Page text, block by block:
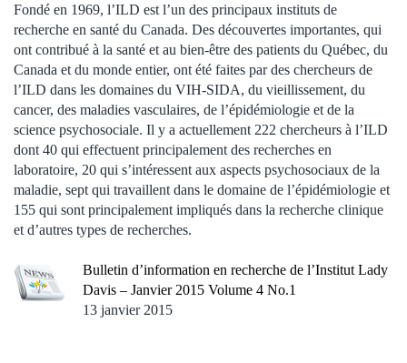
Fondé en 1969, l’ILD est l’un des principaux instituts de
recherche en santé du Canada. Des découvertes importantes, qui
ont contribué à la santé et au bien-être des patients du Québec, du
Canada et du monde entier, ont été faites par des chercheurs de
l’ILD dans les domaines du VIH-SIDA, du vieillissement, du
cancer, des maladies vasculaires, de l’épidémiologie et de la
science psychosociale. Il y a actuellement 222 chercheurs à l’ILD
dont 40 qui effectuent principalement des recherches en
laboratoire, 20 qui s’intéressent aux aspects psychosociaux de la
maladie, sept qui travaillent dans le domaine de l’épidémiologie et
155 qui sont principalement impliqués dans la recherche clinique
et d’autres types de recherches.
Bulletin d’information en recherche de l’Institut Lady
Davis – Janvier 2015 Volume 4 No.1
13 janvier 2015